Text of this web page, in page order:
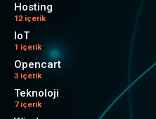
Hosting
12 içerik
IoT
1 içerik
Opencart
3 içerik
Teknoloji
7 içerik